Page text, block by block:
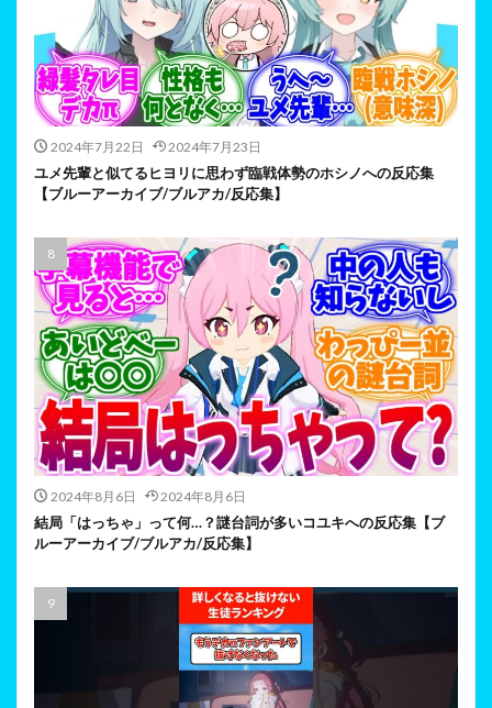
2024年7月22日 2024年7月23日
ユメ先輩と似てるヒヨリに思わず臨戦体勢のホシノへの反応集
【ブルーアーカイブ/ブルアカ/反応集】
2024年8月6日 2024年8月6日
結局「はっちゃ」って何…？謎台詞が多いコユキへの反応集【ブ
ルーアーカイブ/ブルアカ/反応集】